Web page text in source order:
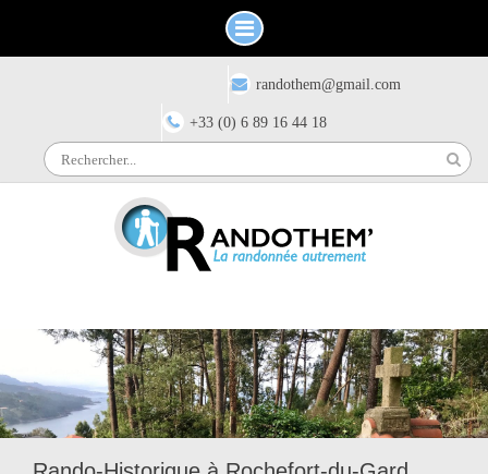
randothem@gmail.com
+33 (0) 6 89 16 44 18
for: